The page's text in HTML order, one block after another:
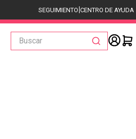
SEGUIMIENTO|CENTRO DE AYUDA
Buscar